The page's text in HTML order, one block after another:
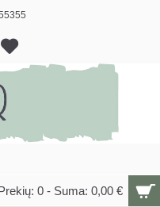
0 - Suma: 0,00 €